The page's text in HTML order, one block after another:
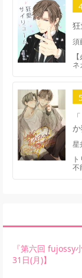
須
星
不
『第六回 fujossy
31日(月)】